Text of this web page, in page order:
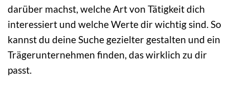
darüber machst, welche Art von Tätigkeit dich
interessiert und welche Werte dir wichtig sind. So
kannst du deine Suche gezielter gestalten und ein
Trägerunternehmen finden, das wirklich zu dir
passt.